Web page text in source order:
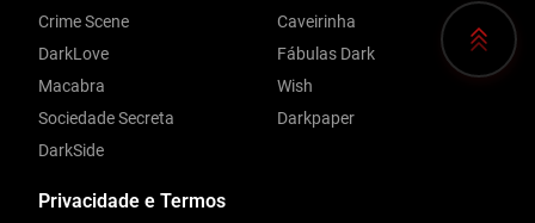
Privacidade e Termos
Crime Scene
DarkLove
Macabra
Sociedade Secreta
DarkSide
Caveirinha
Fábulas Dark
Wish
Darkpaper